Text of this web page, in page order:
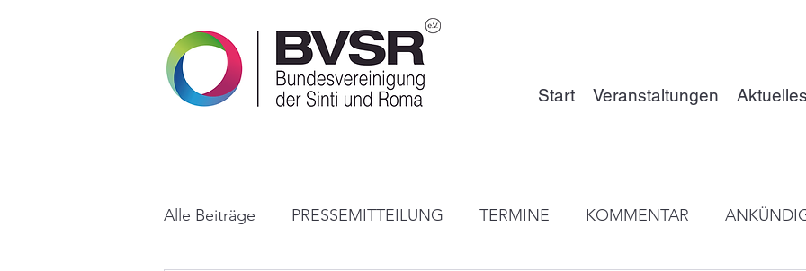
Start Veranstaltungen Aktuelles
Alle Beiträge PRESSEMITTEILUNG TERMINE KOMMENTAR